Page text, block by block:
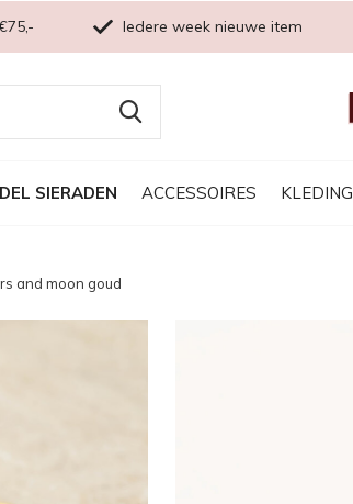
SIERADEN ACCESSOIRES KLEDING
Iedere week nieuwe item
and moon goud